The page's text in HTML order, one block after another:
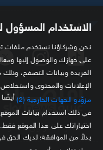
تابعنا
مصدرك الموثوق
الاستخدام المسؤول
نحن وشركاؤنا نستخدم ملفات
الفريدة وبيانات التصفح،
الإعلانات والمحتوى
مزوّدو الجهات الخارجية (2)
في ذلك استخدام بيانات
اختياراتك على هذا الموقع
بدلاً من الموافقة؛ لديك الحق